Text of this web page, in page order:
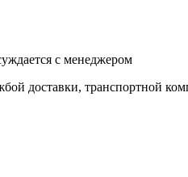
с менеджером
доставки, транспортной